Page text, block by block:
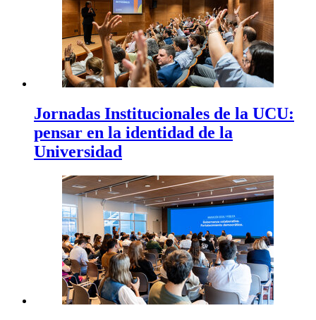
Jornadas Institucionales de la UCU:
pensar en la identidad de la
Universidad